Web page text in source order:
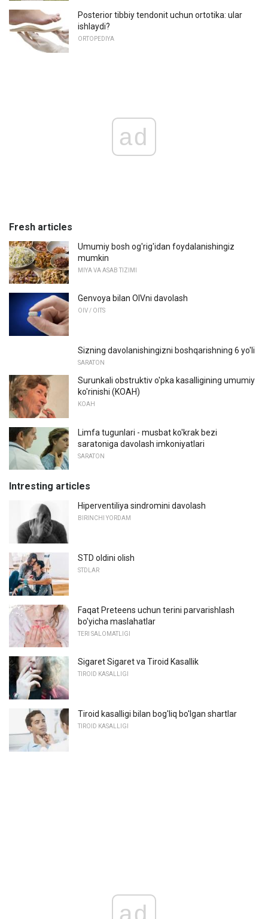
Posterior tibbiy tendonit uchun ortotika: ular
ishlaydi?
ORTOPEDIYA
ad
Fresh articles
Umumiy bosh og'rig'idan foydalanishingiz
mumkin
MIYA VA ASAB TIZIMI
Genvoya bilan OIVni davolash
OIV / OITS
Sizning davolanishingizni boshqarishning 6 yo'li
SARATON
Surunkali obstruktiv o'pka kasalligining umumiy
ko'rinishi (KOAH)
KOAH
Limfa tugunlari - musbat ko'krak bezi
saratoniga davolash imkoniyatlari
SARATON
Intresting articles
Hiperventiliya sindromini davolash
BIRINCHI YORDAM
STD oldini olish
STDLAR
Faqat Preteens uchun terini parvarishlash
bo'yicha maslahatlar
TERI SALOMATLIGI
Sigaret Sigaret va Tiroid Kasallik
TIROID KASALLIGI
Tiroid kasalligi bilan bog'liq bo'lgan shartlar
TIROID KASALLIGI
ad